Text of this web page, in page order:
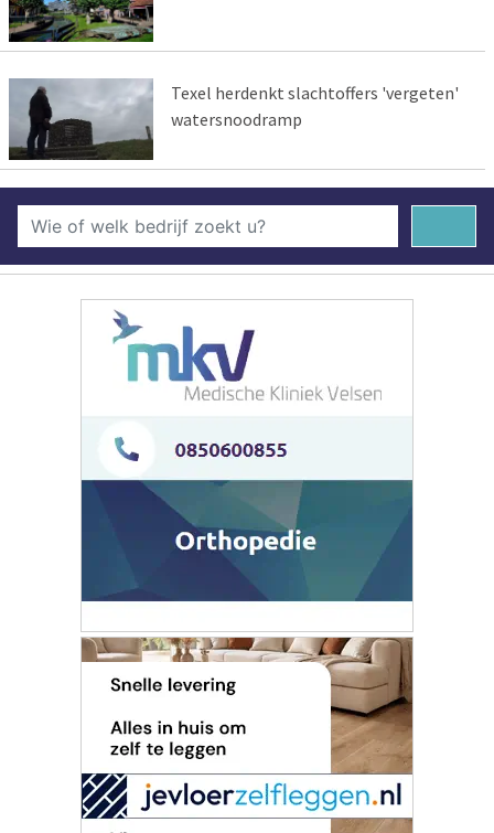
Texel herdenkt slachtoffers 'vergeten'
watersnoodramp